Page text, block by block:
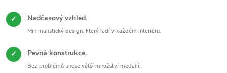
✓ Nadčasový vzhled.
Minimalistický design, který ladí v každém interiéru.
✓ Pevná konstrukce.
Bez problémů unese větší množství medailí.